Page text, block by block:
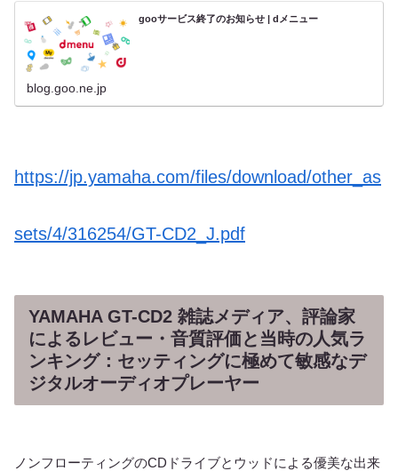
gooサービス終了のお知らせ | dメニュー
blog.goo.ne.jp
https://jp.yamaha.com/files/download/other_as
sets/4/316254/GT-CD2_J.pdf
YAMAHA GT-CD2 雑誌メディア、評論家
によるレビュー・音質評価と当時の人気ラ
ンキング：セッティングに極めて敏感なデ
ジタルオーディオプレーヤー
ノンフローティングのCDドライブとウッドによる優美な出来